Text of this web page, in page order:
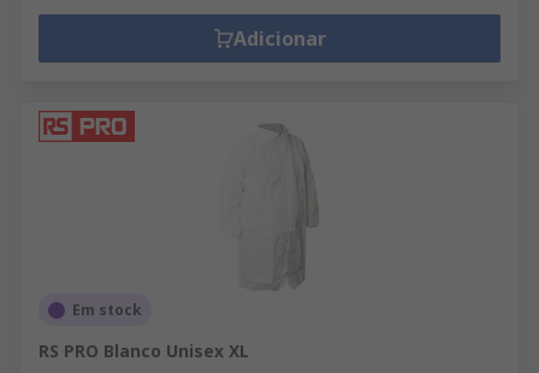
Adicionar
Em stock
RS PRO Blanco Unisex XL